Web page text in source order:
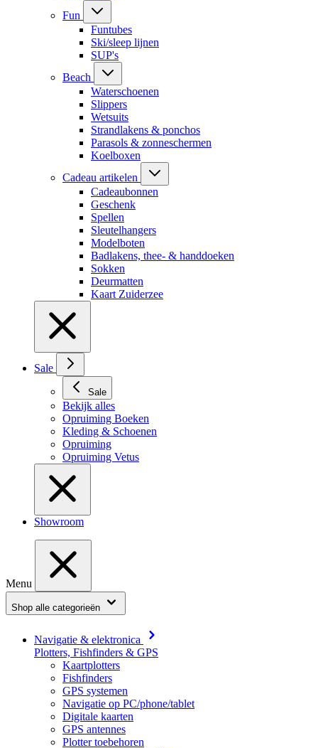
Fun
Funtubes
Ski/sleep lijnen
SUP's
Beach
Waterschoenen
Slippers
Wetsuits
Strandlakens & ponchos
Parasols & zonneschermen
Koelboxen
Cadeau artikelen
Cadeaubonnen
Geschenk
Spellen
Sleutelhangers
Modelboten
Badlakens, thee- & handdoeken
Sokken
Deurmatten
Kaart Zuiderzee
Sale
Sale
Bekijk alles
Opruiming Boeken
Kleding & Schoenen
Opruiming
Opruiming Vetus
Showroom
Menu
Shop alle categorieën
Navigatie & elektronica
Plotters, Fishfinders & GPS
Kaartplotters
Fishfinders
GPS systemen
Navigatie op PC/phone/tablet
Digitale kaarten
GPS antennes
Plotter toebehoren